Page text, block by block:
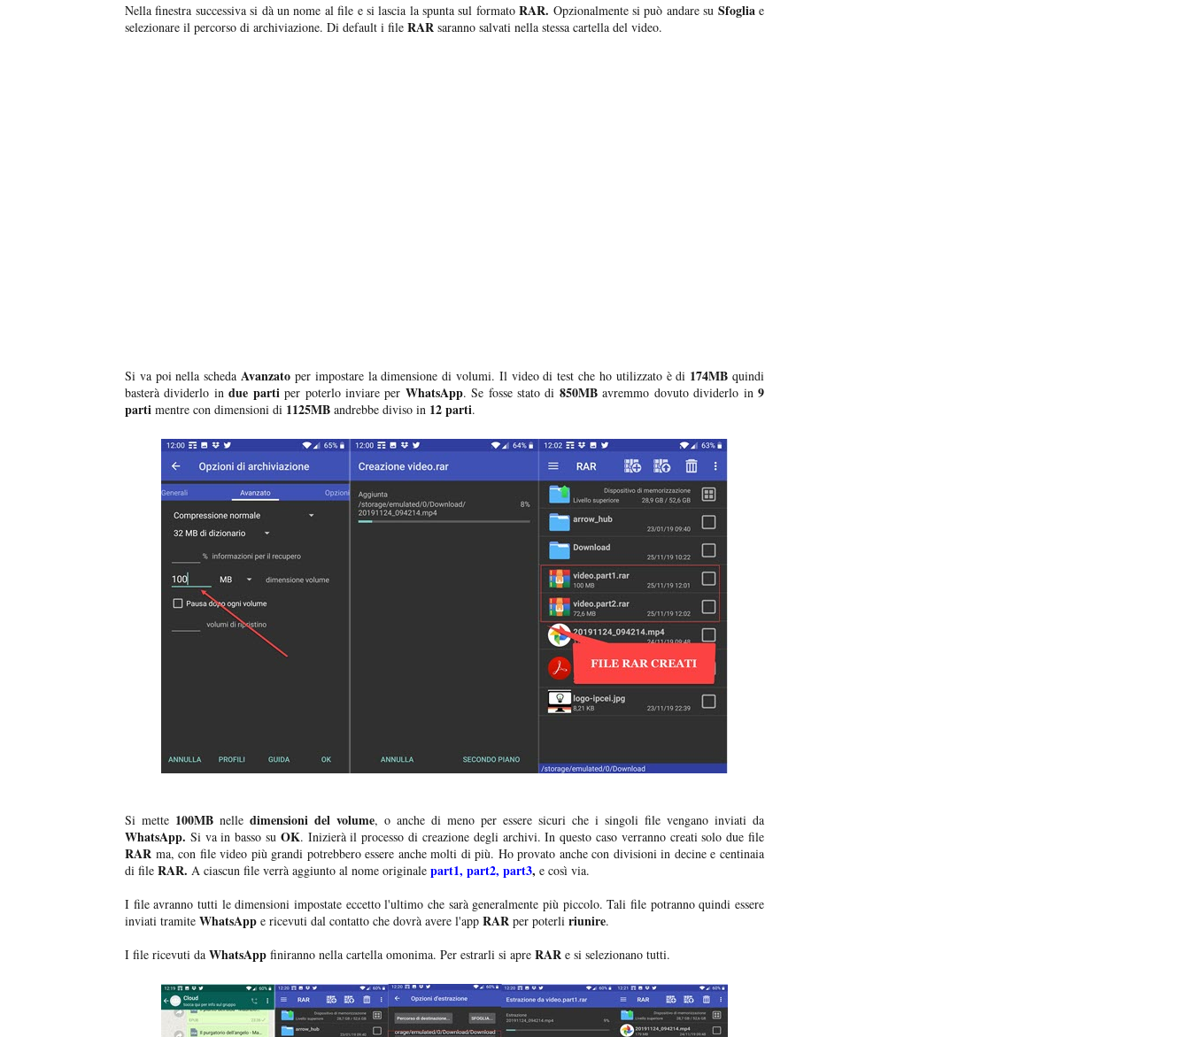
Nella finestra successiva si dà un nome al file e si lascia la spunta sul formatoRAR. Opzionalmente si può andare su Sfogliae
selezionare il percorso di archiviazione. Di default i file RAR saranno salvati nella stessa cartella del video.
Si va poi nella scheda Avanzato per impostare la dimensione di volumi. Il video di test che ho utilizzato è di 174MBquindi
basterà dividerlo indue partiper poterlo inviare per WhatsApp. Se fosse stato di 850MBavremmo dovuto dividerlo in9
parti mentre con dimensioni di 1125MB andrebbe diviso in 12 parti.
Si mette 100MB nelle dimensioni del volume, o anche di meno per essere sicuri che i singoli file vengano inviati da
WhatsApp. Si va in basso su OK. Inizierà il processo di creazione degli archivi. In questo caso verranno creati solo due file
RAR ma, con file video più grandi potrebbero essere anche molti di più. Ho provato anche con divisioni in decine e centinaia
di file RAR. A ciascun file verrà aggiunto al nome originale part1, part2, part3, e così via.
I file avranno tutti le dimensioni impostate eccetto l'ultimo che sarà generalmente più piccolo. Tali file potranno quindi essere
inviati tramite WhatsApp e ricevuti dal contatto che dovrà avere l'app RAR per poterli riunire.
I file ricevuti da WhatsApp finiranno nella cartella omonima. Per estrarli si apre RAR e si selezionano tutti.